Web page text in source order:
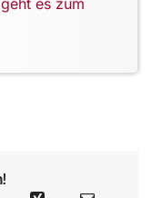
es zum